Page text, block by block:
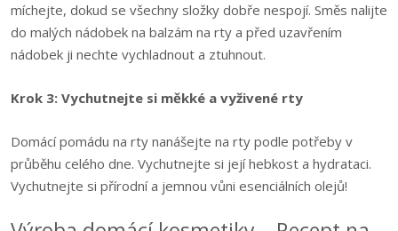
míchejte, dokud se všechny složky dobře nespojí. Směs nalijte
do malých nádobek na balzám na rty a před uzavřením
nádobek ji nechte vychladnout a ztuhnout.
Krok 3: Vychutnejte si měkké a vyživené rty
Domácí pomádu na rty nanášejte na rty podle potřeby v
průběhu celého dne. Vychutnejte si její hebkost a hydrataci.
Vychutnejte si přírodní a jemnou vůni esenciálních olejů!